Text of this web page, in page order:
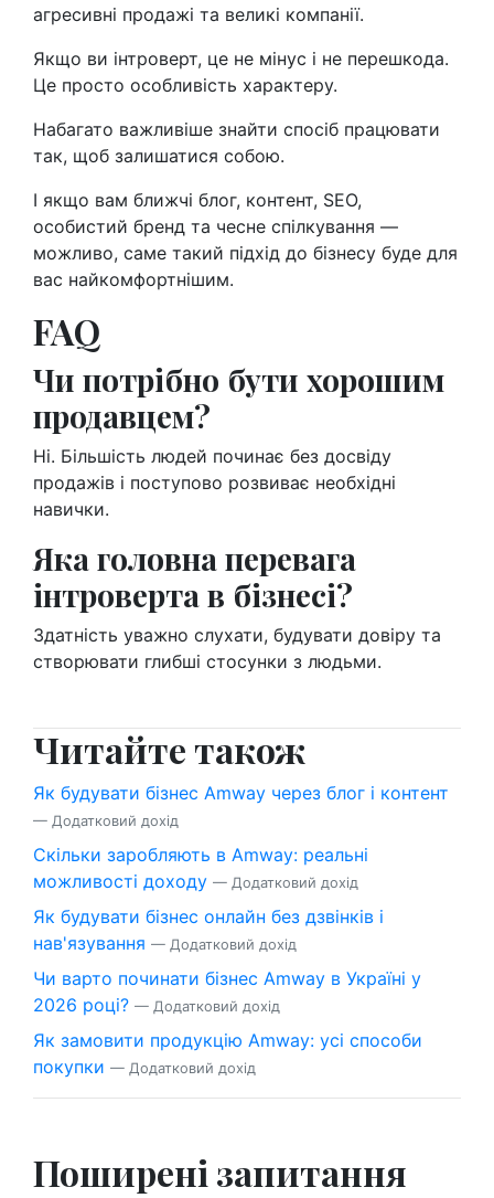
агресивні продажі та великі компанії.
Якщо ви інтроверт, це не мінус і не перешкода.
Це просто особливість характеру.
Набагато важливіше знайти спосіб працювати
так, щоб залишатися собою.
І якщо вам ближчі блог, контент, SEO,
особистий бренд та чесне спілкування —
можливо, саме такий підхід до бізнесу буде для
вас найкомфортнішим.
FAQ
Чи потрібно бути хорошим
продавцем?
Ні. Більшість людей починає без досвіду
продажів і поступово розвиває необхідні
навички.
Яка головна перевага
інтроверта в бізнесі?
Здатність уважно слухати, будувати довіру та
створювати глибші стосунки з людьми.
Читайте також
Як будувати бізнес Amway через блог і контент
— Додатковий дохід
Скільки заробляють в Amway: реальні
можливості доходу — Додатковий дохід
Як будувати бізнес онлайн без дзвінків і
нав'язування — Додатковий дохід
Чи варто починати бізнес Amway в Україні у
2026 році? — Додатковий дохід
Як замовити продукцію Amway: усі способи
покупки — Додатковий дохід
Поширені запитання